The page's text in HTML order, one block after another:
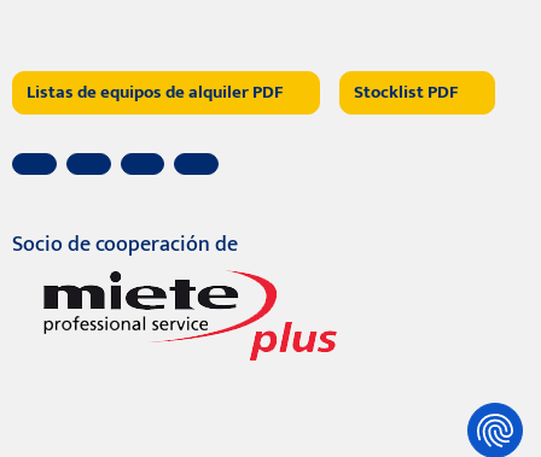
Listas de equipos de alquiler PDF Stocklist PDF
Socio de cooperación de